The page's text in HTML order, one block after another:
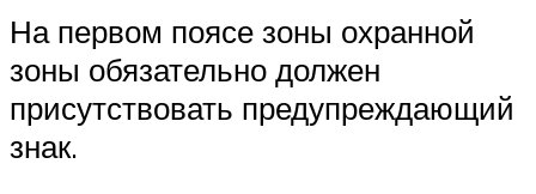
На первом поясе зоны охранной
зоны обязательно должен
присутствовать предупреждающий
знак.